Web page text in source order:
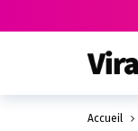
Accueil